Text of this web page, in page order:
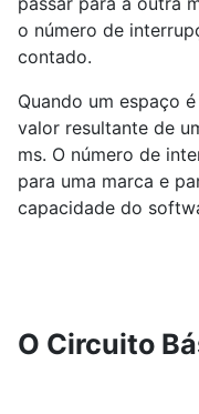
o número de
contado.
Quando um espaço
valor resultante de
ms. O número de
para uma marca e
capacidade do
O Circuito